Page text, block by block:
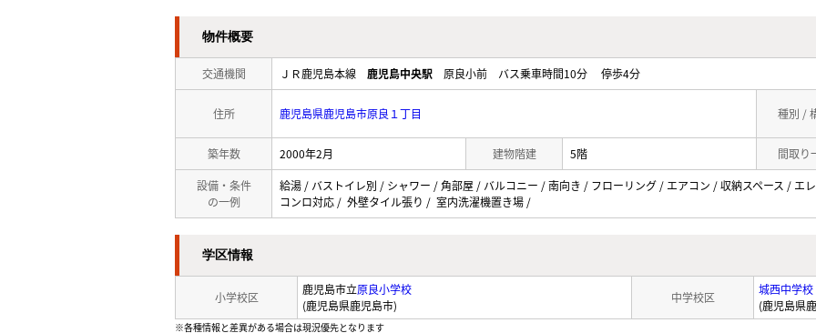
物件概要
交通機関 ＪＲ鹿児島本線 鹿児島中央駅 原良小前 バス乗車時間10分 停歩4分
住所 鹿児島県鹿児島市原良１丁目 種別 /
築年数 2000年2月 建物階建 5階 間取り
設備・条件
の一例
給湯 / バストイレ別 / シャワー / 角部屋 / バルコニー / 南向き / フローリング / エアコン / 収納スペース / エ
コンロ対応 / 外壁タイル張り / 室内洗濯機置き場 /
学区情報
小学校区
鹿児島市立原良小学校
(鹿児島県鹿児島市)
中学校区
城西中学校
(鹿児島県
※各種情報と差異がある場合は現況優先となります